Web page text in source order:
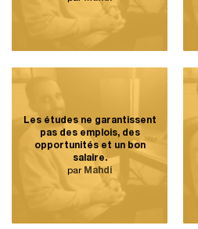
Les études ne garantissent
pas des emplois, des
opportunités et un bon
salaire.
par Mahdi